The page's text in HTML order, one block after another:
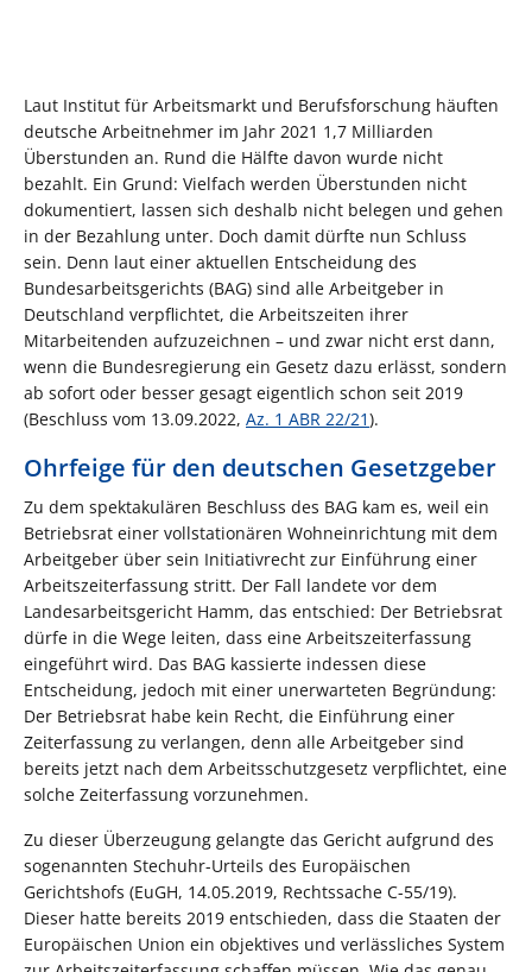
Laut Institut für Arbeitsmarkt und Berufsforschung häuften
deutsche Arbeitnehmer im Jahr 2021 1,7 Milliarden
Überstunden an. Rund die Hälfte davon wurde nicht
bezahlt. Ein Grund: Vielfach werden Überstunden nicht
dokumentiert, lassen sich deshalb nicht belegen und gehen
in der Bezahlung unter. Doch damit dürfte nun Schluss
sein. Denn laut einer aktuellen Entscheidung des
Bundesarbeitsgerichts (BAG) sind alle Arbeitgeber in
Deutschland verpflichtet, die Arbeitszeiten ihrer
Mitarbeitenden aufzuzeichnen – und zwar nicht erst dann,
wenn die Bundesregierung ein Gesetz dazu erlässt, sondern
ab sofort oder besser gesagt eigentlich schon seit 2019
(Beschluss vom 13.09.2022, Az. 1 ABR 22/21).
Ohrfeige für den deutschen Gesetzgeber
Zu dem spektakulären Beschluss des BAG kam es, weil ein
Betriebsrat einer vollstationären Wohneinrichtung mit dem
Arbeitgeber über sein Initiativrecht zur Einführung einer
Arbeitszeiterfassung stritt. Der Fall landete vor dem
Landesarbeitsgericht Hamm, das entschied: Der Betriebsrat
dürfe in die Wege leiten, dass eine Arbeitszeiterfassung
eingeführt wird. Das BAG kassierte indessen diese
Entscheidung, jedoch mit einer unerwarteten Begründung:
Der Betriebsrat habe kein Recht, die Einführung einer
Zeiterfassung zu verlangen, denn alle Arbeitgeber sind
bereits jetzt nach dem Arbeitsschutzgesetz verpflichtet, eine
solche Zeiterfassung vorzunehmen.
Zu dieser Überzeugung gelangte das Gericht aufgrund des
sogenannten Stechuhr-Urteils des Europäischen
Gerichtshofs (EuGH, 14.05.2019, Rechtssache C-55/19).
Dieser hatte bereits 2019 entschieden, dass die Staaten der
Europäischen Union ein objektives und verlässliches System